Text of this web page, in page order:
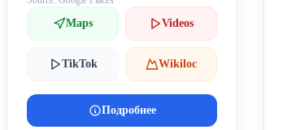
Maps Videos
TikTok Wikiloc
Подробнее